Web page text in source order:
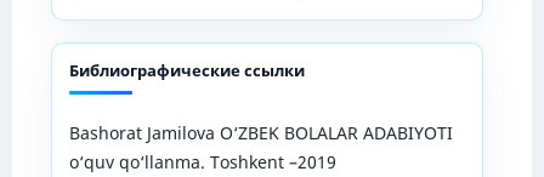
Библиографические ссылки
Bashorat Jamilova O‘ZBEK BOLALAR ADABIYOTI
o‘quv qo‘llanma. Toshkent –2019